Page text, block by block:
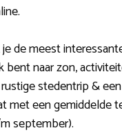
de meest
bent naar zon,
stedentrip &
met een gemiddelde
september).